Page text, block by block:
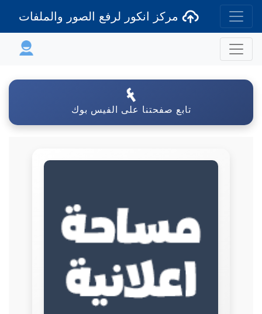
مركز انكور لرفع الصور والملفات
تابع صفحتنا على الفيس بوك